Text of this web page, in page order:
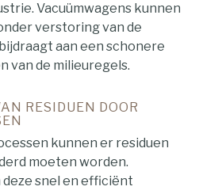
Vacuümwagens kunnen
verstoring van de
aan een schonere
van de milieuregels.
RESIDUEN DOOR
kunnen er residuen
moeten worden.
snel en efficiënt